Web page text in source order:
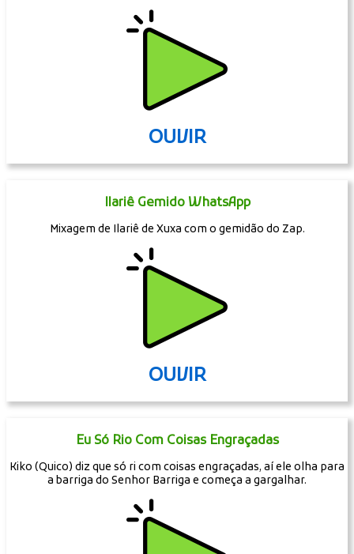
OUVIR
Ilariê Gemido WhatsApp
Mixagem de Ilariê de Xuxa com o gemidão do Zap.
OUVIR
Eu Só Rio Com Coisas Engraçadas
Kiko (Quico) diz que só ri com coisas engraçadas, aí ele olha para
a barriga do Senhor Barriga e começa a gargalhar.